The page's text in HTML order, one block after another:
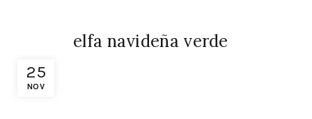
25
NOV
elfa navideña verde